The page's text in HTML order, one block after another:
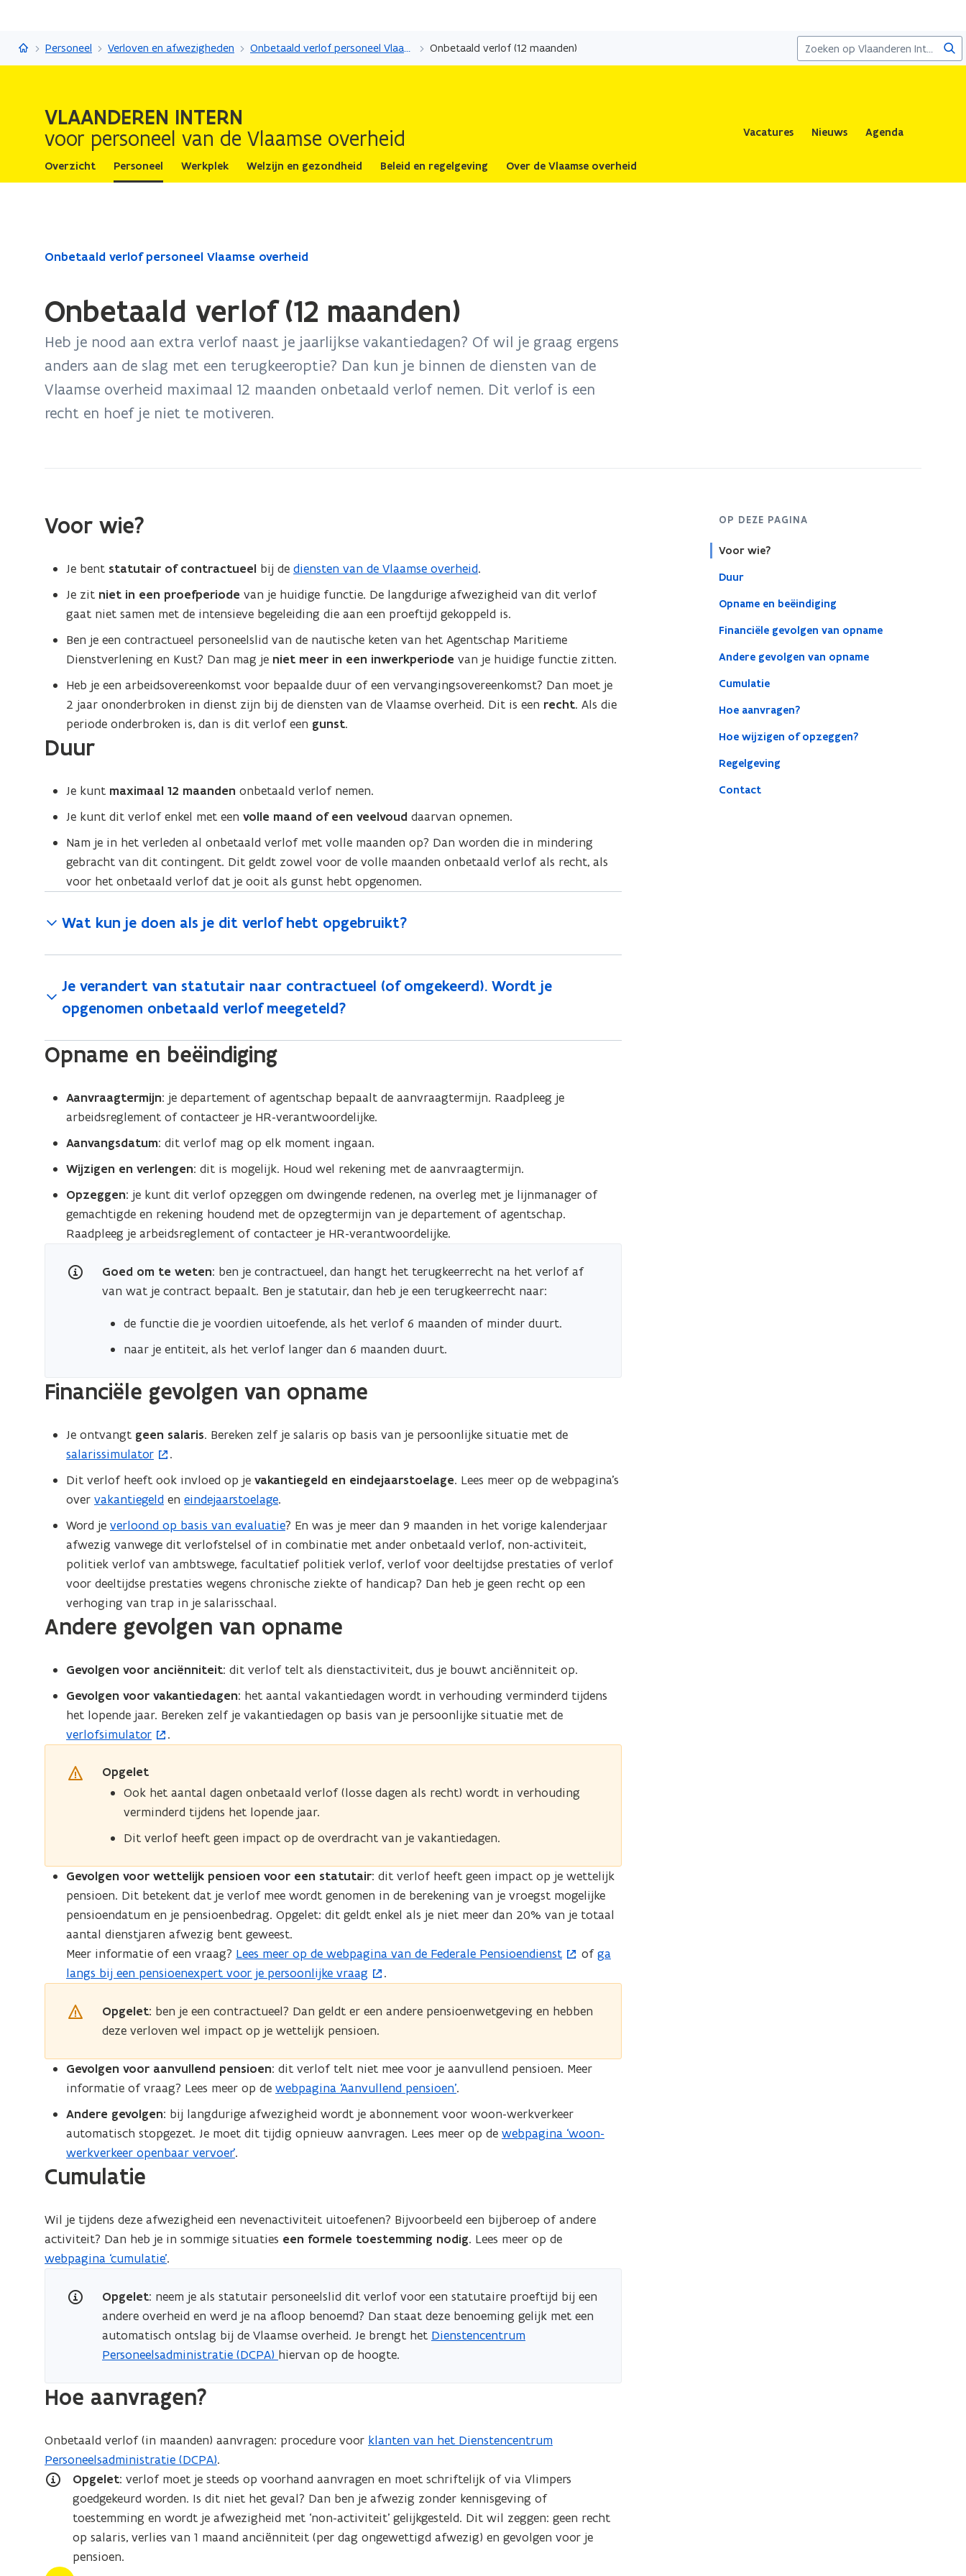
en
naar
Vlaanderen Intern
Personeel Verloven en afwezigheden Onbetaald verlof personeel Vlaamse overheid Onbetaald verlof (12 maanden)
VLAANDEREN INTERN
voor personeel van de Vlaamse overheid Vacatures Nieuws Agenda
Overzicht Personeel Werkplek Welzijn en gezondheid Beleid en regelgeving Over de Vlaamse overheid
Gedaan
bevindt
Onbetaald
verlof
Onbetaald verlof personeel Vlaamse overheid
Onbetaald verlof (12 maanden)
Heb je nood aan extra verlof naast je jaarlijkse vakantiedagen? Of wil je graag ergens
anders aan de slag met een terugkeeroptie? Dan kun je binnen de diensten van de
Vlaamse overheid maximaal 12 maanden onbetaald verlof nemen. Dit verlof is een
recht en hoef je niet te motiveren.
OP DEZE PAGINA
Voor wie?
Duur
Opname en beëindiging
Financiële gevolgen van opname
Andere gevolgen van opname
Cumulatie
Hoe aanvragen?
Hoe wijzigen of opzeggen?
Regelgeving
Contact
Voor wie?
Je bent statutair of contractueel bij dediensten van de Vlaamse overheid.
Je zit niet in een proefperiodevan je huidige functie. De langdurige afwezigheid van dit verlof
gaat niet samen met de intensieve begeleiding die aan een proeftijd gekoppeld is.
Ben je een contractueel personeelslid van de nautische keten van het Agentschap Maritieme
Dienstverlening en Kust? Dan mag je niet meer in een inwerkperiodevan je huidige functie zitten.
Heb je een arbeidsovereenkomst voor bepaalde duur of een vervangingsovereenkomst? Dan moet je
2 jaar ononderbroken in dienst zijn bij de diensten van de Vlaamse overheid. Dit is een recht. Als die
periode onderbroken is, dan is dit verlof een gunst.
Duur
Je kunt maximaal 12 maanden onbetaald verlof nemen.
Je kunt dit verlof enkel met eenvolle maand of een veelvoud daarvan opnemen.
Nam je in het verleden al onbetaald verlof met volle maanden op? Dan worden die in mindering
gebracht van dit contingent. Dit geldt zowel voor de volle maanden onbetaald verlof als recht, als
voor het onbetaald verlof dat je ooit als gunst hebt opgenomen.
Wat kun je doen als je dit verlof hebt opgebruikt?
Je verandert van statutair naar contractueel (of omgekeerd). Wordt je
opgenomen onbetaald verlof meegeteld?
Opname en beëindiging
Aanvraagtermijn: je departement of agentschap bepaalt de aanvraagtermijn. Raadpleeg je
arbeidsreglement of contacteer je HR-verantwoordelijke.
Aanvangsdatum: dit verlof mag op elk moment ingaan.
Wijzigen en verlengen: dit is mogelijk. Houd wel rekening met de aanvraagtermijn.
Opzeggen: je kunt dit verlof opzeggen om dwingende redenen, na overleg met je lijnmanager of
gemachtigde en rekening houdend met de opzegtermijn van je departement of agentschap.
Raadpleeg je arbeidsreglement of contacteer je HR-verantwoordelijke.
Goed om te weten: ben je contractueel, dan hangt het terugkeerrecht na het verlof af
van wat je contract bepaalt. Ben je statutair, dan heb je een terugkeerrecht naar:
de functie die je voordien uitoefende, als het verlof 6 maanden of minder duurt.
naar je entiteit, als het verlof langer dan 6 maanden duurt.
Financiële gevolgen van opname
Je ontvangt geen salaris. Bereken zelf je salaris op basis van je persoonlijke situatie met de
salarissimulator
(
o
p
n
t
i
n
n
i
u
v
n
t
.
Dit verlof heeft ook invloed op jevakantiegeld en eindejaarstoelage. Lees meer op de webpagina’s
overvakantiegeld eneindejaarstoelage.
Word jeverloond op basis van evaluatie? En was je meer dan 9 maanden in het vorige kalenderjaar
afwezig vanwege dit verlofstelsel of in combinatie met ander onbetaald verlof, non-activiteit,
politiek verlof van ambtswege, facultatief politiek verlof, verlof voor deeltijdse prestaties of verlof
voor deeltijdse prestaties wegens chronische ziekte of handicap? Dan heb je geen recht op een
verhoging van trap in je salarisschaal.
Andere gevolgen van opname
Gevolgen voor anciënniteit: dit verlof telt als dienstactiviteit, dus je bouwt anciënniteit op.
Gevolgen voor vakantiedagen: het aantal vakantiedagen wordt in verhouding verminderd tijdens
het lopende jaar. Bereken zelf je vakantiedagen op basis van je persoonlijke situatie met de
verlofsimulator
(
p
n
n
i
e
u
w
v
t
e
)
.
Opgelet
Ook het aantal dagen onbetaald verlof (losse dagen als recht) wordt in verhouding
verminderd tijdens het lopende jaar.
Dit verlof heeft geen impact op de overdracht van je vakantiedagen.
Gevolgen voor wettelijk pensioen voor een statutair: dit verlof heeft geen impact op je wettelijk
pensioen. Dit betekent dat je verlof mee wordt genomen in de berekening van je vroegst mogelijke
pensioendatum en je pensioenbedrag. Opgelet: dit geldt enkel als je niet meer dan 20% van je totaal
aantal dienstjaren afwezig bent geweest.
Meer informatie of een vraag? Lees meer op de webpagina van de Federale Pensioendienst
(
o
e
n
i
n
n
i
e
n
e
r
)
ofga
langs bij een pensioenexpert voor je persoonlijke vraag
(
i
.
Opgelet: ben je een contractueel? Dan geldt er een andere pensioenwetgeving en hebben
deze verloven wel impact op je wettelijk pensioen.
Gevolgen voor aanvullend pensioen: dit verlof telt niet mee voor je aanvullend pensioen. Meer
informatie of vraag? Lees meer op dewebpagina ‘Aanvullend pensioen’.
Andere gevolgen: bij langdurige afwezigheid wordt je abonnement voor woon-werkverkeer
automatisch stopgezet. Je moet dit tijdig opnieuw aanvragen. Lees meer op dewebpagina ‘woon-
werkverkeer openbaar vervoer’.
Cumulatie
Wil je tijdens deze afwezigheid een nevenactiviteit uitoefenen? Bijvoorbeeld een bijberoep of andere
activiteit? Dan heb je in sommige situaties een formele toestemming nodig. Lees meer op de
webpagina ‘cumulatie’.
Opgelet: neem je als statutair personeelslid dit verlof voor een statutaire proeftijd bij een
andere overheid en werd je na afloop benoemd? Dan staat deze benoeming gelijk met een
automatisch ontslag bij de Vlaamse overheid. Je brengt het Dienstencentrum
Personeelsadministratie (DCPA) hiervan op de hoogte.
Hoe aanvragen?
Onbetaald verlof (in maanden) aanvragen: procedure voor klanten van het Dienstencentrum
Personeelsadministratie (DCPA).
Opgelet: verlof moet je steeds op voorhand aanvragen en moet schriftelijk of via Vlimpers
goedgekeurd worden. Is dit niet het geval? Dan ben je afwezig zonder kennisgeving of
toestemming en wordt je afwezigheid met ‘non-activiteit’ gelijkgesteld. Dit wil zeggen: geen recht
op salaris, verlies van 1 maand anciënniteit (per dag ongewettigd afwezig) en gevolgen voor je
pensioen.